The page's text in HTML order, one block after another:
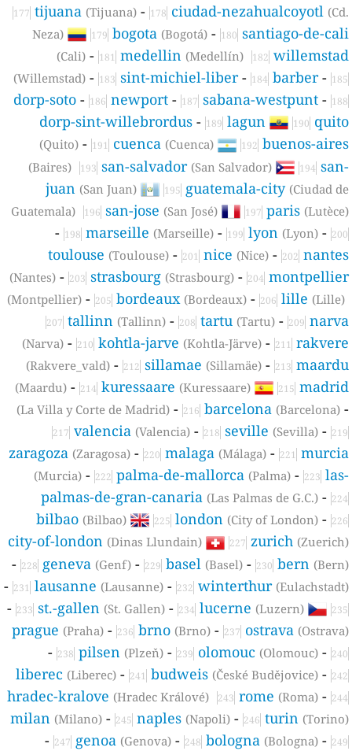
177 tijuana(Tijuana) -178 ciudad-nezahualcoyotl(Cd.
Neza)
179 bogota(Bogotá) -180 santiago-de-cali
(Cali) -181 medellin(Medellín) 182 willemstad
(Willemstad) -183 sint-michiel-liber-184 barber-185
dorp-soto -186 newport -187 sabana-westpunt -188
dorp-sint-willebrordus -189 lagun 190 quito
(Quito) -191 cuenca(Cuenca) 192 buenos-aires
(Baires) 193 san-salvador(San Salvador) 194
san-
juan(San Juan) 195 guatemala-city(Ciudad de
Guatemala)
196 san-jose(San José) 197 paris(Lutèce)
-198 marseille(Marseille) -199 lyon(Lyon) -200
toulouse(Toulouse) -201 nice(Nice) -202 nantes
(Nantes) -203 strasbourg(Strasbourg) -204 montpellier
(Montpellier) -205 bordeaux(Bordeaux) -206 lille(Lille)
207 tallinn(Tallinn) -208 tartu(Tartu) -209 narva
(Narva) -210 kohtla-jarve(Kohtla-Järve) -211 rakvere
(Rakvere_vald) -212 sillamae(Sillamäe) -213 maardu
(Maardu) -214 kuressaare(Kuressaare) 215 madrid
(La Villa y Corte de Madrid) -216 barcelona(Barcelona) -
217 valencia(Valencia) -218 seville(Sevilla) -219
zaragoza(Zaragosa) -220 malaga(Málaga) -221 murcia
(Murcia) -222 palma-de-mallorca(Palma) -223
las-
palmas-de-gran-canaria(Las Palmas de G.C.) -224
bilbao(Bilbao) 225 london(City of London) -226
city-of-london(Dinas Llundain) 227 zurich(Zuerich)
-228 geneva(Genf) -229 basel(Basel) -230 bern(Bern)
-231 lausanne(Lausanne) -232 winterthur(Eulachstadt)
-233 st.-gallen(St. Gallen) -234 lucerne(Luzern) 235
prague(Praha) -236 brno(Brno) -237 ostrava(Ostrava)
-238 pilsen(Plzeň) -239 olomouc(Olomouc) -240
liberec(Liberec) -241 budweis(České Budějovice) -242
hradec-kralove(Hradec Králové) 243 rome(Roma) -244
milan(Milano) -245 naples(Napoli) -246 turin(Torino)
-247 genoa(Genova) -248 bologna(Bologna) -249